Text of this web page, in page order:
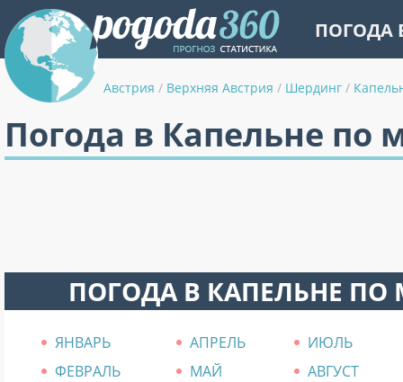
ПОГОДА
Австрия / Верхняя Австрия / Шердинг /
Погода в Капельне по
ПОГОДА В КАПЕЛЬНЕ
ЯНВАРЬ АПРЕЛЬ
ИЮЛЬ
ФЕВРАЛЬ
МАЙ
АВГУСТ